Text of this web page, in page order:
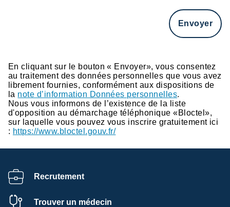
En cliquant sur le bouton « Envoyer», vous consentez
au traitement des données personnelles que vous avez
librement fournies, conformément aux dispositions de
la note d’information Données personnelles.
Nous vous informons de l’existence de la liste
d'opposition au démarchage téléphonique «Bloctel»,
sur laquelle vous pouvez vous inscrire gratuitement ici
: https://www.bloctel.gouv.fr/
Recrutement
Trouver un médecin